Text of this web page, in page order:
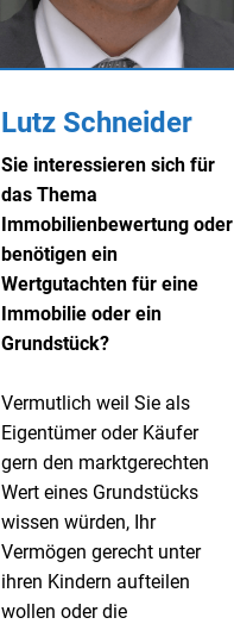
Lutz Schneider
Sie interessieren sich für
das Thema
Immobilienbewertung oder
benötigen ein
Wertgutachten für eine
Immobilie oder ein
Grundstück?
Vermutlich weil Sie als
Eigentümer oder Käufer
gern den marktgerechten
Wert eines Grundstücks
wissen würden, Ihr
Vermögen gerecht unter
ihren Kindern aufteilen
wollen oder die